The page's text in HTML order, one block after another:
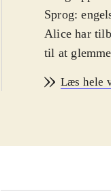
Sprog:
Alice har
til at
Alice
indimellem
Spillet
Læs hele